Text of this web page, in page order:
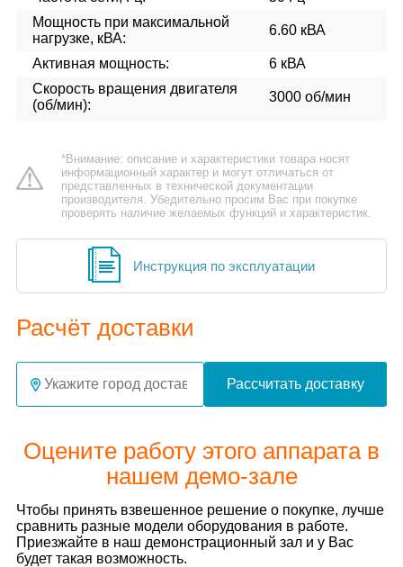
Мощность при максимальной
нагрузке, кВА:
6.60 кВА
Активная мощность:
6 кВА
Скорость вращения двигателя
(об/мин):
3000 об/мин
*Внимание: описание и характеристики товара носят
информационный характер и могут отличаться от
представленных в технической документации
производителя. Убедительно просим Вас при покупке
проверять наличие желаемых функций и характеристик.
Инструкция по эксплуатации
Расчёт доставки
Рассчитать доставку
Оцените работу этого аппарата в
нашем демо-зале
Чтобы принять взвешенное решение о покупке, лучше
сравнить разные модели оборудования в работе.
Приезжайте в наш демонстрационный зал и у Вас
будет такая возможность.